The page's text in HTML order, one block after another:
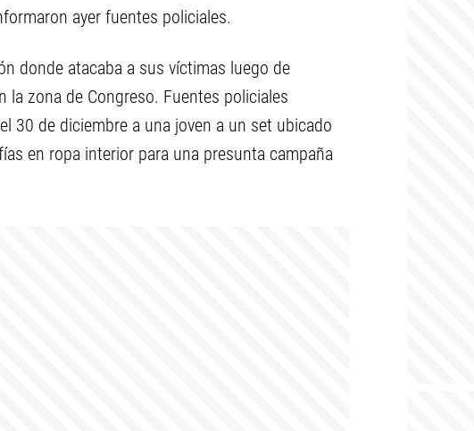
ayer fuentes policiales.
donde atacaba a sus víctimas luego de
zona de Congreso. Fuentes policiales
30 de diciembre a una joven a un set ubicado
en ropa interior para una presunta campaña